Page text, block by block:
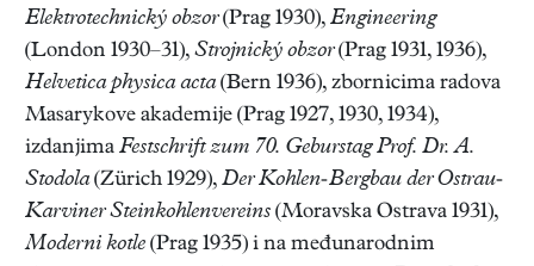
Elektrotechnický obzor(Prag 1930), Engineering
(London 1930–31), Strojnický obzor(Prag 1931, 1936),
Helvetica physica acta(Bern 1936), zbornicima radova
Masarykove akademije (Prag 1927, 1930, 1934),
izdanjima Festschrift zum 70. Geburstag Prof. Dr. A.
Stodola(Zürich 1929), Der Kohlen-Bergbau der Ostrau-
Karviner Steinkohlenvereins (Moravska Ostrava 1931),
Moderni kotle (Prag 1935) i na međunarodnim